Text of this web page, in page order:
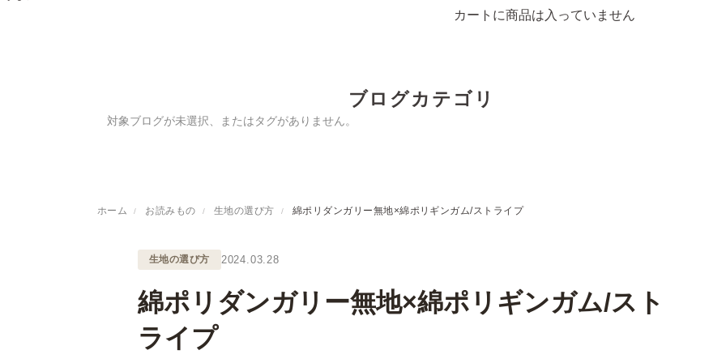
カートに商品は入っていません
ブログカテゴリ
対象ブログが未選択、またはタグがありません。
ホーム お読みもの 生地の選び方 綿ポリダンガリー無地×綿ポリギンガム/ストライプ
生地の選び方 2024.03.28
綿ポリダンガリー無地×綿ポリギンガム/スト
ライプ